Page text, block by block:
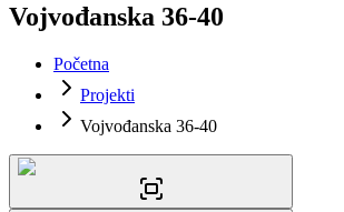
Vojvođanska 36-40
Početna
Projekti
Vojvođanska 36-40